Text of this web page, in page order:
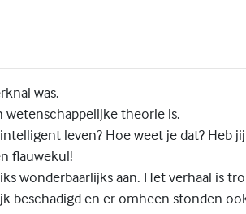
was.
wetenschappelijke theorie is.
leven? Hoe weet je dat? Heb
flauwekul!
wonderbaarlijks aan. Het verhaal is
beschadigd en er omheen stonden